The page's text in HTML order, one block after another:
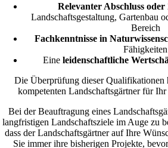
Relevanter Abschluss
Landschaftsgestaltung, Gartenbau
Bereich
Fachkenntnisse in
Fähigkeiten
Eine leidenschaftliche
Die Überprüfung dieser Qualifikationen
kompetenten Landschaftsgärtner für
Bei der Beauftragung eines
langfristigen Landschaftsziele im Auge zu
dass der Landschaftsgärtner auf Ihre
Sie immer ihre bisherigen Projekte,